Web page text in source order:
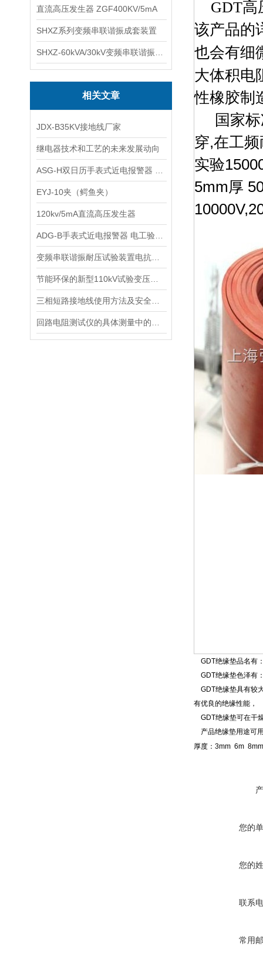
直流高压发生器 ZGF400KV/5mA
SHXZ系列变频串联谐振成套装置
相关文章
JDX-B35KV接地线厂家
继电器技术和工艺的未来发展动向
EYJ-10夹（鳄鱼夹）
120kv/5mA直流高压发生器
GDT高
该产品的
也会有细
大体积电
性橡胶制
国家
穿,在工
实验
5mm厚
GDT绝缘垫品名有
GDT绝缘垫色泽有
GDT绝缘垫具有较
有优良的绝缘性能，
GDT绝缘垫可在干
产品绝缘垫用途可
厚度：3mm 6m
您的
您的
联系
常用